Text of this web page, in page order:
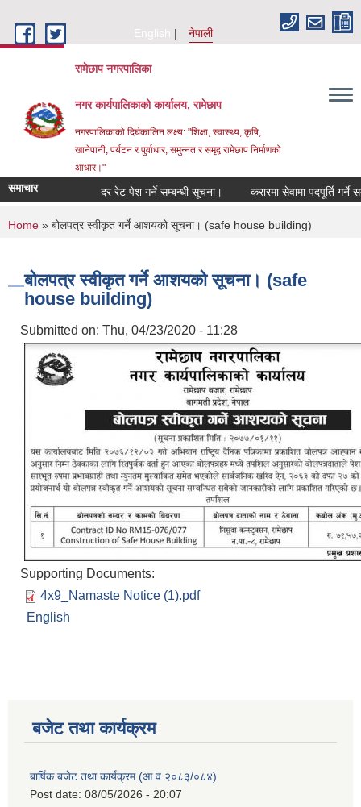
English
नेपाली
रामेछाप नगरपालिका
नगर कार्यपालिकाको कार्यालय, रामेछाप
नगरपालिकाको दिर्घकालिन लक्ष्य: "शिक्षा, स्वास्थ्य, कृषि,
खानेपानी, पर्यटन र पुर्वाधार, समुन्नत र समृद्व रामेछाप निर्माणको
आधार।"
समाचार दर रेट पेश गर्ने सम्बन्धी सूचना। करारमा सेवामा पदपूर्ति गर्ने
You are here
Home » बोलपत्र स्वीकृत गर्ने आशयको सूचना। (safe house building)
बोलपत्र स्वीकृत गर्ने आशयको सूचना। (safe
house building)
Submitted on: Thu, 04/23/2020 - 11:28
Supporting Documents:
4x9_Namaste Notice (1).pdf
English
बजेट तथा कार्यक्रम
बार्षिक बजेट तथा कार्यक्रम (आ.व.२०८३/०८४)
Post date: 08/05/2026 - 20:07